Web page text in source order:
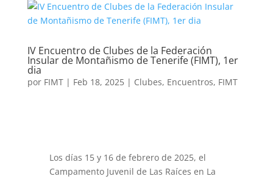
IV Encuentro de Clubes de la Federación
Insular de Montañismo de Tenerife (FIMT), 1er
dia
por FIMT| Feb 18, 2025| Clubes, Encuentros, FIMT
Los días 15 y 16 de febrero de 2025, el
Campamento Juvenil de Las Raíces en La